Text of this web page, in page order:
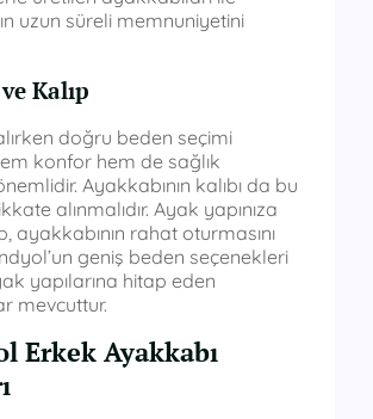
uzun süreli memnuniyetini
Kalıp
doğru beden seçimi
konfor hem de sağlık
Ayakkabının kalıbı da bu
alınmalıdır. Ayak yapınıza
ayakkabının rahat oturmasını
geniş beden seçenekleri
yapılarına hitap eden
mevcuttur.
Erkek Ayakkabı